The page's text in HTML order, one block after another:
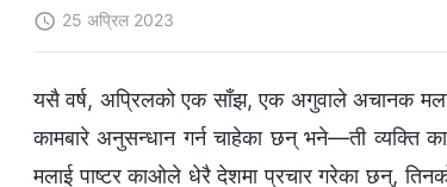
25 अप्रिल 2023
यसै वर्ष, अप्रिलको एक साँझ, एक अगुवाले अचानक मलाई
कामबारे अनुसन्धान गर्न चाहेका छन् भने—ती व्यक्ति
मलाई पाष्टर काओले धेरै देशमा प्रचार गरेका छन्,